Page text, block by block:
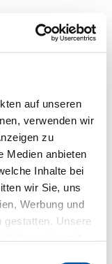
auf unseren
verwenden wir
zu
Medien anbieten
Inhalte bei
wir Sie, uns
Werbung und
gestatten. Unsere